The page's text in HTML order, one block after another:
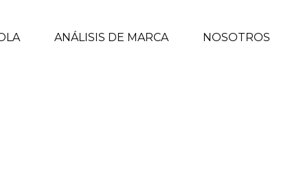
ANÁLISIS DE MARCA NOSOTROS